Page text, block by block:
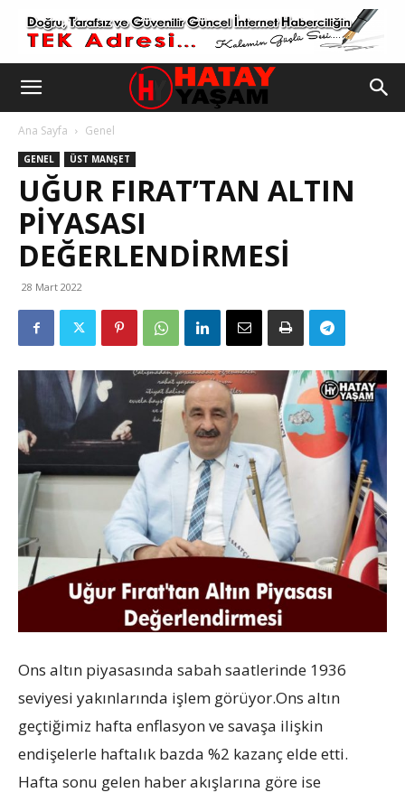
Ana Sayfa Genel
GENEL ÜST MANŞET
UĞUR FIRAT’TAN ALTIN
PIYASASI
DEĞERLENDIRMESI
28 Mart 2022
Ons altın piyasasında sabah saatlerinde 1936
seviyesi yakınlarında işlem görüyor.Ons altın
geçtiğimiz hafta enflasyon ve savaşa ilişkin
endişelerle haftalık bazda %2 kazanç elde etti.
Hafta sonu gelen haber akışlarına göre ise